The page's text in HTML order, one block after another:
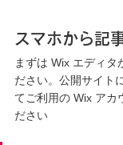
スマホから記
まずは Wix エディタ
ださい。公開サイト
てご利用の Wix アカ
ださい